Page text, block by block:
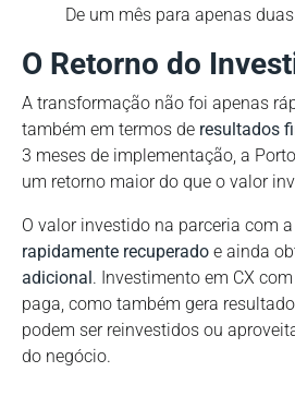
De um mês para apenas
O Retorno do
A transformação não foi apenas
também em termos de resultados
3 meses de implementação, a
um retorno maior do que o valor
O valor investido na parceria com
rapidamente recuperado e ainda
adicional. Investimento em CX
paga, como também gera
podem ser reinvestidos ou
do negócio.